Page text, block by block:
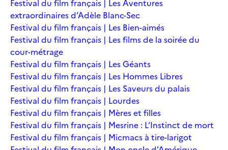
Festival du film français | Les Aventures
extraordinaires d’Adèle Blanc-Sec
Festival du film français | Les Bien-aimés
Festival du film français | Les films de la soirée du
cour-métrage
Festival du film français | Les Géants
Festival du film français | Les Hommes Libres
Festival du film français | Les Saveurs du palais
Festival du film français | Lourdes
Festival du film français | Mères et filles
Festival du film français | Mesrine : L’Instinct de mort
Festival du film français | Micmacs à tire-larigot